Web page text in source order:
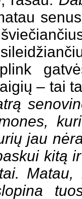
– tai
jau
kitą